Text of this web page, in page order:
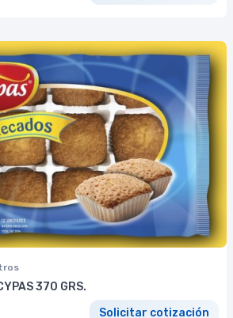
370 GRS.
Solicitar cotización